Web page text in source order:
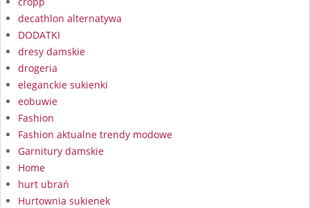
decathlon alternatywa
DODATKI
dresy damskie
drogeria
eleganckie sukienki
eobuwie
Fashion
Fashion aktualne trendy modowe
Garnitury damskie
Home
hurt ubrań
Hurtownia sukienek